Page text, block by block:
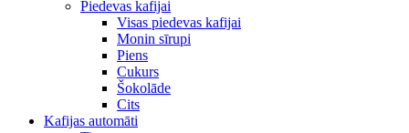
Piedevas kafijai
Visas piedevas kafijai
Monin sīrupi
Piens
Cukurs
Šokolāde
Cits
Kafijas automāti